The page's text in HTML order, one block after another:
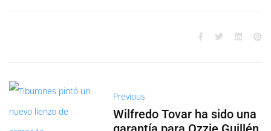
Previous
Wilfredo Tovar ha sido una